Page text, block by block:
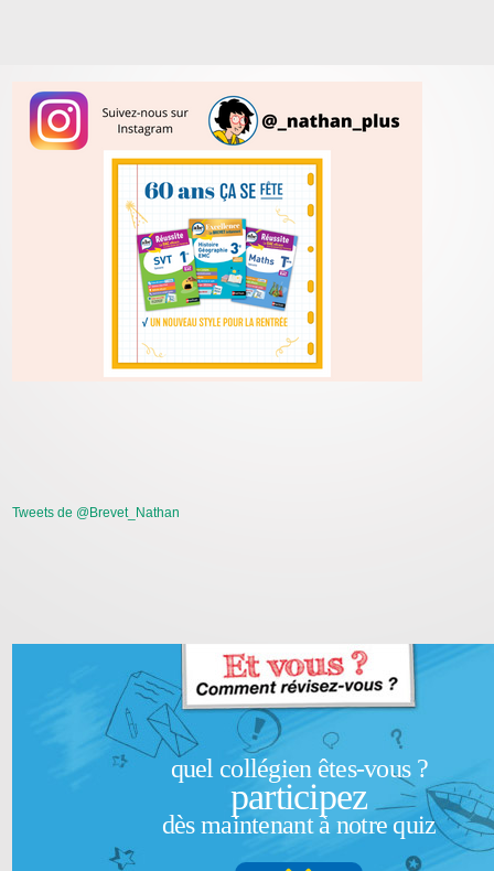
Tweets de @Brevet_Nathan
quel collégien êtes-vous ?
participez
dès maintenant à notre quiz